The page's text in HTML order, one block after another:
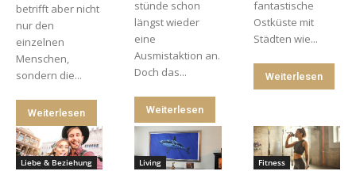
betrifft aber nicht
nur den
einzelnen
Menschen,
sondern die...
Weiterlesen
stünde schon
längst wieder
eine
Ausmistaktion an.
Doch das...
Weiterlesen
fantastische
Ostküste mit
Städten wie...
Weiterlesen
Liebe & Beziehung Living Fitness